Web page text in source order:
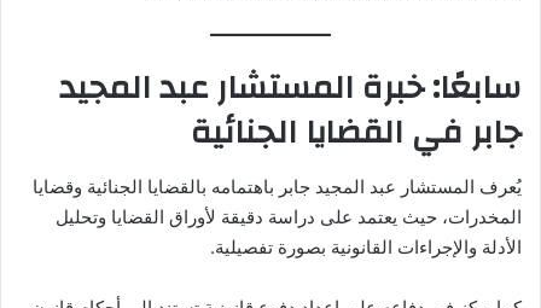
سابعًا: خبرة المستشار عبد المجيد
جابر في القضايا الجنائية
يُعرف المستشار عبد المجيد جابر باهتمامه بالقضايا الجنائية وقضايا
المخدرات، حيث يعتمد على دراسة دقيقة لأوراق القضايا وتحليل
الأدلة والإجراءات القانونية بصورة تفصيلية.